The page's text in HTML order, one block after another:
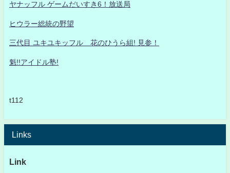
ヤナッフル ゲームだいすき6！放送局
ヒウラー総統の野望
三代目 ユキユキッフル 花のひうら組! 見参！
魁!!アイドル塾!
t112
Links
Link